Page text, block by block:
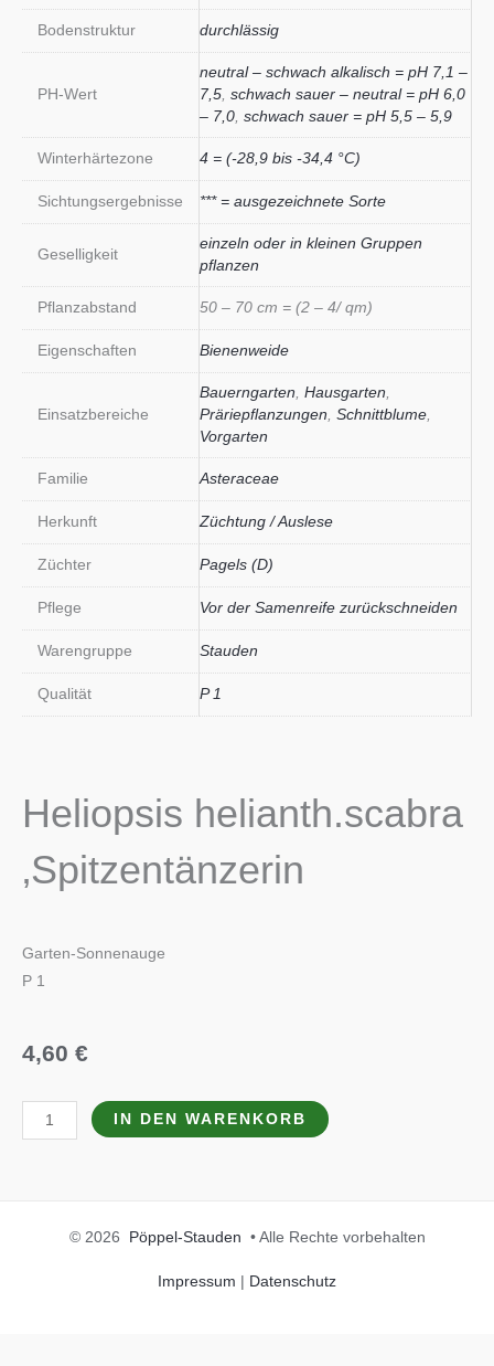
Bodenstruktur durchlässig
PH-Wert
neutral – schwach alkalisch = pH 7,1 –
7,5 schwach sauer – neutral = pH 6,0
– 7,0 schwach sauer = pH 5,5 – 5,9
Winterhärtezone 4 = (-28,9 bis -34,4 °C)
Sichtungsergebnisse *** = ausgezeichnete Sorte
Geselligkeit
einzeln oder in kleinen Gruppen
pflanzen
Pflanzabstand 50 – 70 cm = (2 – 4/ qm)
Eigenschaften Bienenweide
Einsatzbereiche
Bauerngarten Hausgarten
Präriepflanzungen Schnittblume
Vorgarten
Familie Asteraceae
Herkunft Züchtung / Auslese
Züchter Pagels (D)
Pflege Vor der Samenreife zurückschneiden
Warengruppe Stauden
Qualität P 1
Heliopsis helianth.scabra
‚Spitzentänzerin
Garten-Sonnenauge
P 1
4,60 €
Heliopsis
helianth.scabra
IN DEN WARENKORB
© 2026 Pöppel-Stauden • Alle Rechte vorbehalten
Impressum | Datenschutz